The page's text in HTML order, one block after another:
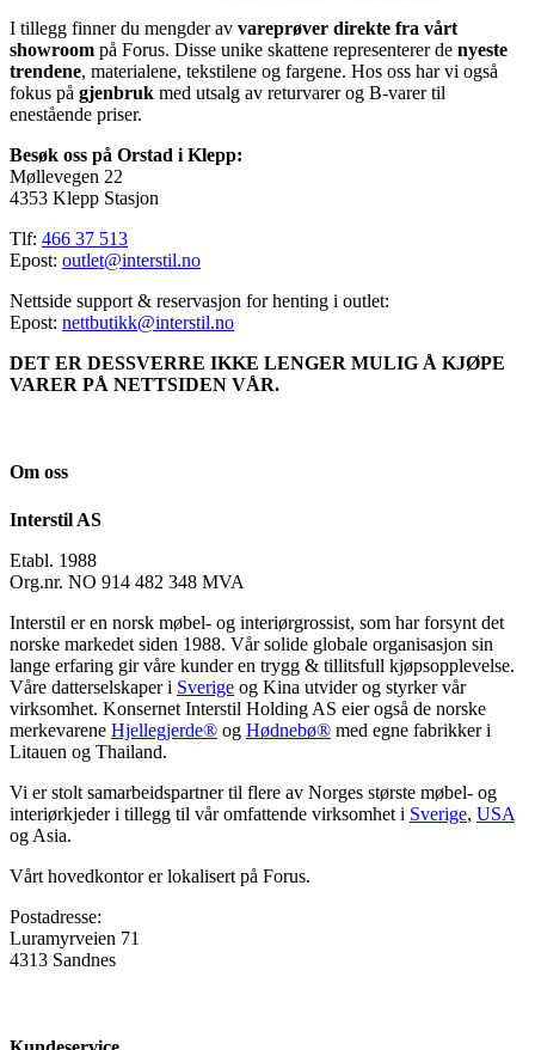
I tillegg finner du mengder av vareprøver direkte fra vårt
showroom på Forus. Disse unike skattene representerer de nyeste
trendene, materialene, tekstilene og fargene. Hos oss har vi også
fokus på gjenbruk med utsalg av returvarer og B-varer til
enestående priser.
Besøk oss på Orstad i Klepp:
Møllevegen 22
4353 Klepp Stasjon
Tlf: 466 37 513
Epost: outlet@interstil.no
Nettside support & reservasjon for henting i outlet:
Epost: nettbutikk@interstil.no
DET ER DESSVERRE IKKE LENGER MULIG Å KJØPE
VARER PÅ NETTSIDEN VÅR.
Om oss
Interstil AS
Etabl. 1988
Org.nr. NO 914 482 348 MVA
Interstil er en norsk møbel- og interiørgrossist, som har forsynt det
norske markedet siden 1988. Vår solide globale organisasjon sin
lange erfaring gir våre kunder en trygg & tillitsfull kjøpsopplevelse.
Våre datterselskaper i Sverige og Kina utvider og styrker vår
virksomhet. Konsernet Interstil Holding AS eier også de norske
merkevarene Hjellegjerde® og Hødnebø® med egne fabrikker i
Litauen og Thailand.
Vi er stolt samarbeidspartner til flere av Norges største møbel- og
interiørkjeder i tillegg til vår omfattende virksomhet i Sverige, USA
og Asia.
Vårt hovedkontor er lokalisert på Forus.
Postadresse:
Luramyrveien 71
4313 Sandnes